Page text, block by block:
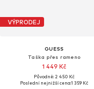
VÝPRODEJ
GUESS
Taška přes rameno
1 449 Kč
Původně: 2 450 Kč
Poslední nejnižší cena:1 359 Kč